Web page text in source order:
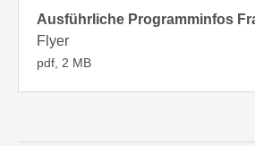
Ausführliche Programminfos
Flyer
pdf, 2 MB